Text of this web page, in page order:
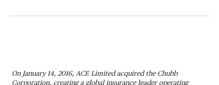
On January 14, 2016, ACE Limited acquired the Chubb
Corporation, creating a global insurance leader operating